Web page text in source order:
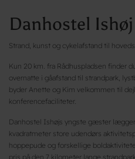
Danhostel
Strand, kunst og cykelafstand til
Kun 20 km. fra Rådhuspladsen finder
overnatte i gåafstand til strandpark,
byder Anette og Kim velkommen til
konferencefaciliteter.
Danhostel Ishøjs yngste gæster
kvadratmeter store udendørs
hoppepude og forskellige
pris på den 7 kilometer lange